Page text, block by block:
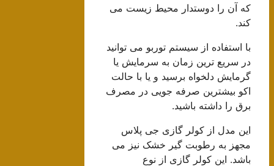
که آن را دوستدار محیط زیست می
کند.
با استفاده از سیستم توربو می توانید
در سریع ترین زمان به سرمایش یا
گرمایش دلخواه برسید و یا با حالت
اکو بیشترین صرفه جویی در مصرف
برق را داشته باشید.
این مدل از کولر گازی جی پلاس
مجهز به رطوبت گیر خشک نیز می
باشد. این کولر گازی از نوع